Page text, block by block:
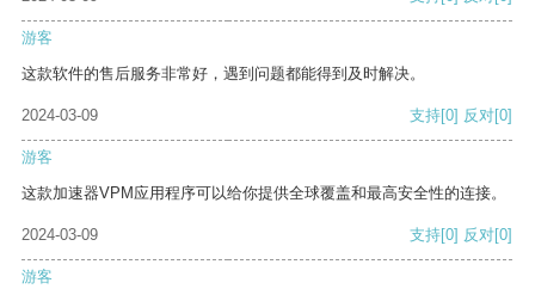
游客
这款软件的售后服务非常好，遇到问题都能得到及时解决。
2024-03-09 支持[0] 反对[0]
游客
这款加速器VPM应用程序可以给你提供全球覆盖和最高安全性的连接。
2024-03-09 支持[0] 反对[0]
游客